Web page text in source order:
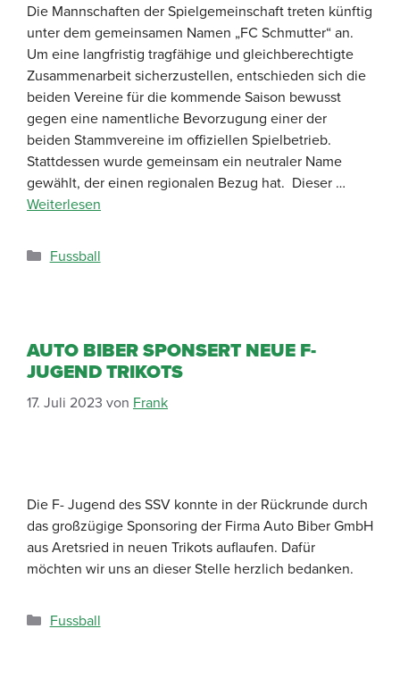
Die Mannschaften der Spielgemeinschaft treten künftig
unter dem gemeinsamen Namen „FC Schmutter“ an.
Um eine langfristig tragfähige und gleichberechtigte
Zusammenarbeit sicherzustellen, entschieden sich die
beiden Vereine für die kommende Saison bewusst
gegen eine namentliche Bevorzugung einer der
beiden Stammvereine im offiziellen Spielbetrieb.
Stattdessen wurde gemeinsam ein neutraler Name
gewählt, der einen regionalen Bezug hat. Dieser …
Weiterlesen
Fussball
AUTO BIBER SPONSERT NEUE F-
JUGEND TRIKOTS
17. Juli 2023 von Frank
Die F- Jugend des SSV konnte in der Rückrunde durch
das großzügige Sponsoring der Firma Auto Biber GmbH
aus Aretsried in neuen Trikots auflaufen. Dafür
möchten wir uns an dieser Stelle herzlich bedanken.
Fussball